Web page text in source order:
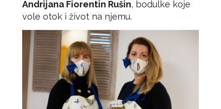
Andrijana Fiorentin Rušin, bodulke koje
vole otok i život na njemu.